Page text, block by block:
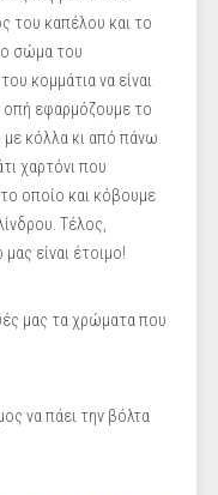
του καπέλου και το
σώμα του
κομμάτια να είναι
οπή εφαρμόζουμε το
με κόλλα κι από πάνω
χαρτόνι που
οποίο και κόβουμε
Τέλος,
είναι έτοιμο!
μας τα χρώματα που
να πάει την βόλτα